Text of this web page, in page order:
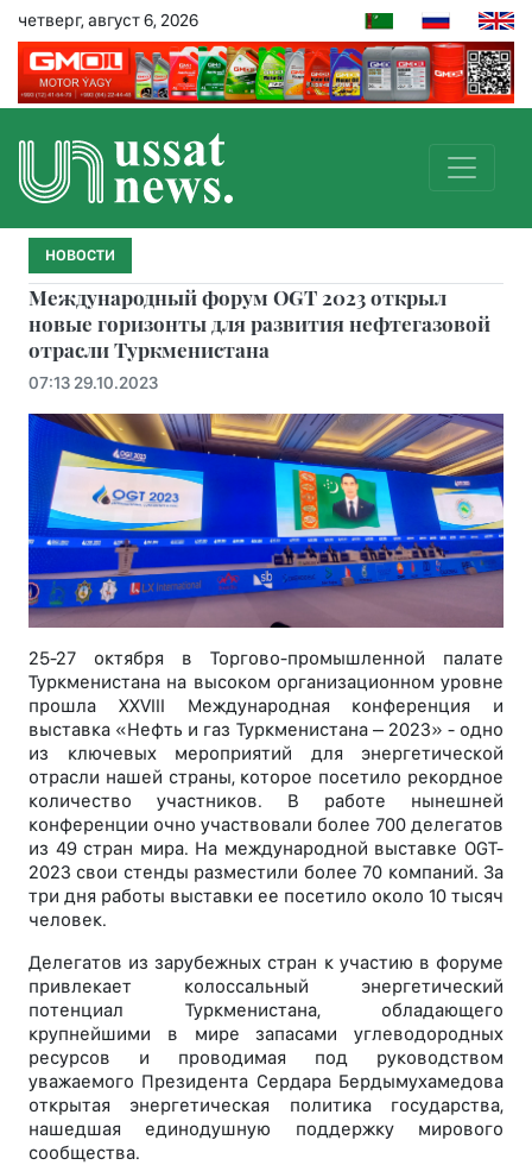
четверг, август 6, 2026
НОВОСТИ
Международный форум OGT 2023 открыл
новые горизонты для развития нефтегазовой
отрасли Туркменистана
07:13 29.10.2023
25-27 октября в Торгово-промышленной палате
Туркменистана на высоком организационном уровне
прошла XXVIII Международная конференция и
выставка «Нефть и газ Туркменистана – 2023» - одно
из ключевых мероприятий для энергетической
отрасли нашей страны, которое посетило рекордное
количество участников. В работе нынешней
конференции очно участвовали более 700 делегатов
из 49 стран мира. На международной выставке OGT-
2023 свои стенды разместили более 70 компаний. За
три дня работы выставки ее посетило около 10 тысяч
человек.
Делегатов из зарубежных стран к участию в форуме
привлекает колоссальный энергетический
потенциал Туркменистана, обладающего
крупнейшими в мире запасами углеводородных
ресурсов и проводимая под руководством
уважаемого Президента Сердара Бердымухамедова
открытая энергетическая политика государства,
нашедшая единодушную поддержку мирового
сообщества.